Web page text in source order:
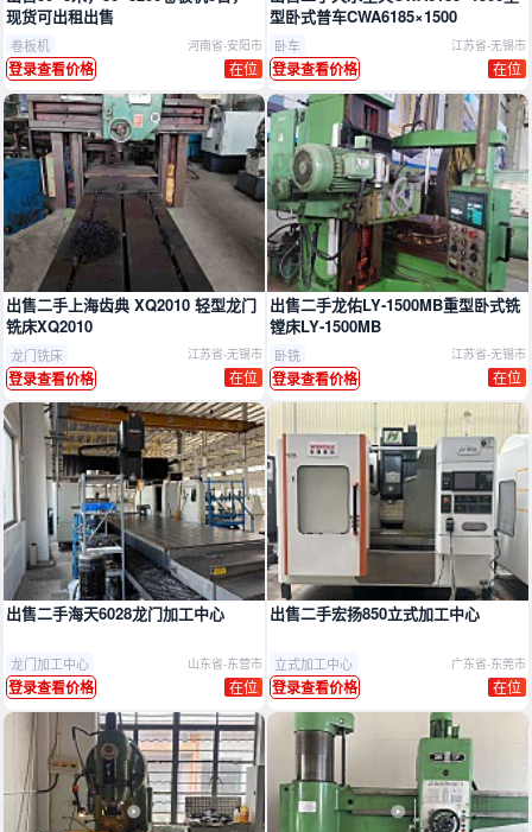
现货可出租出售
卷板机 河南省-安阳市
登录查看价格 在位
型卧式普车CWA6185×1500
卧车 江苏省-无锡市
登录查看价格 在位
出售二手上海齿典 XQ2010 轻型龙门
铣床XQ2010
龙门铣床 江苏省-无锡市
登录查看价格 在位
出售二手龙佑LY‑1500MB重型卧式铣
镗床LY‑1500MB
卧铣 江苏省-无锡市
登录查看价格 在位
出售二手海天6028龙门加工中心
龙门加工中心 山东省-东营市
登录查看价格 在位
出售二手宏扬850立式加工中心
立式加工中心 广东省-东莞市
登录查看价格 在位